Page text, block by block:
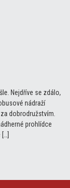
Nejdříve se zdálo,
nádraží
za dobrodružstvím.
prohlídce